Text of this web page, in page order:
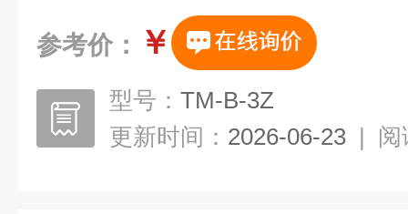
参考价： ￥
型号： TM-B-3Z
更新时间： 2026-06-23 | 阅